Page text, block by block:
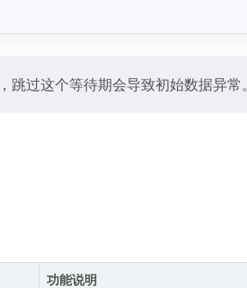
跳过这个等待期会导致初始数据异常
功能说明